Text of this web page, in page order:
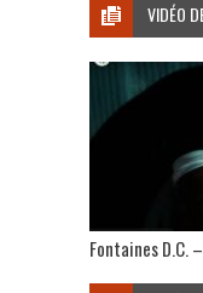
VIDÉO
Fontaines D.C.